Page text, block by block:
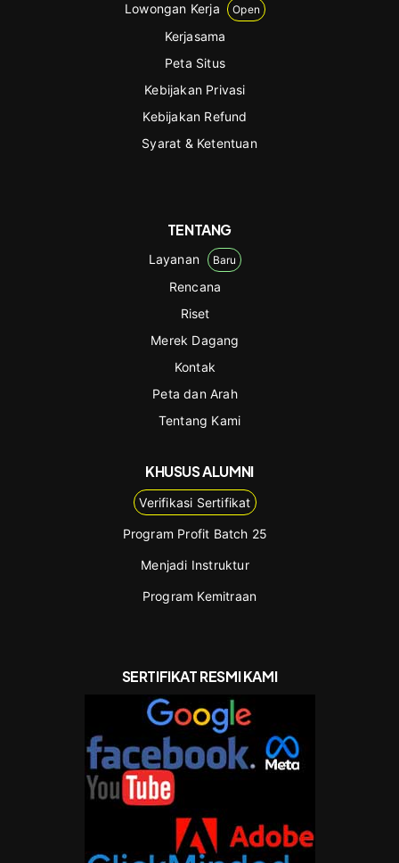
Lowongan Kerja Open
Kerjasama
Peta Situs
Kebijakan Privasi
Kebijakan Refund
Syarat & Ketentuan
TENTANG
Layanan Baru
Rencana
Riset
Merek Dagang
Kontak
Peta dan Arah
Tentang Kami
KHUSUS ALUMNI
Verifikasi Sertifikat
Program Profit Batch 25
Menjadi Instruktur
Program Kemitraan
SERTIFIKAT RESMI KAMI